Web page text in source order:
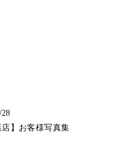
28
店】お客様写真集